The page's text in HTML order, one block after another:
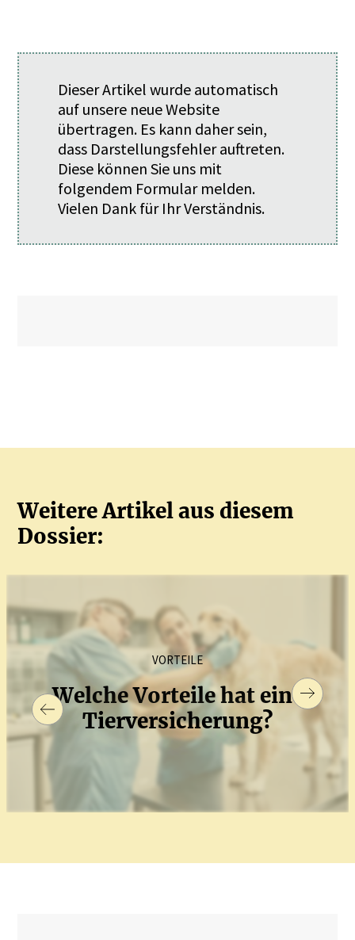
Dieser Artikel wurde automatisch
auf unsere neue Website
übertragen. Es kann daher sein,
dass Darstellungsfehler auftreten.
Diese können Sie uns mit
folgendem Formularmelden.
Vielen Dank für Ihr Verständnis.
Weitere Artikel aus diesem
Dossier:
VORTEILE
Welche Vorteile hat eine
Tierver­si­cherung?